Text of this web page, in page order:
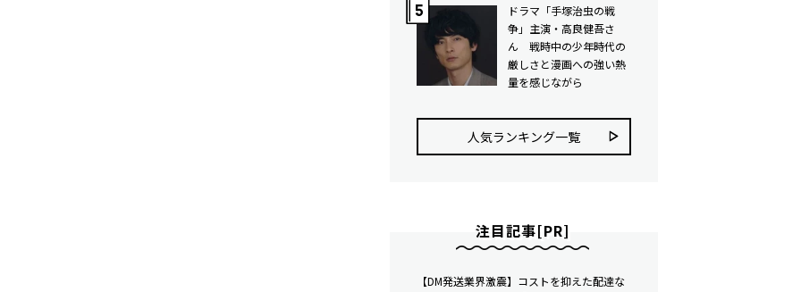
ドラマ「手塚治虫の戦
争」主演・高良健吾さ
ん 戦時中の少年時代の
厳しさと漫画への強い熱
量を感じながら
人気ランキング⼀覧
注目記事[PR]
【DM発送業界激震】コストを抑えた配達な